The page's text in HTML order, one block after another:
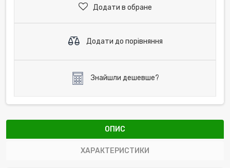
Додати в обране
Додати до порівняння
Знайшли дешевше?
ОПИС
ХАРАКТЕРИСТИКИ